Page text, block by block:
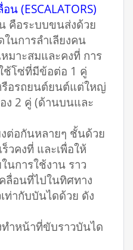
น (ESCALATORS)
คือระบบขนส่งด้วย
นการลำเลียงคน
มาะสมและคงที่ การ
ช้โซ่ที่มีข้อต่อ 1 คู่
อรถยนต์ยนต์แต่ใหญ่
ง 2 คู่ (ด้านบนและ
ต่อกันหลายๆ ชั้นด้วย
วคงที่ และเพื่อให้
นการใช้งาน ราว
ลื่อนที่ไปในทิศทาง
ท่ากับบันไดด้วย ดัง
ำหน้าที่ขับราวบันได